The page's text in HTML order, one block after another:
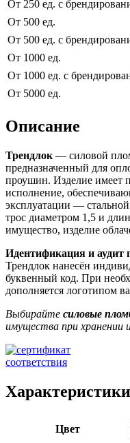
От 250 ед. с
От 500 ед.
От 500 ед. с
От 1000 ед.
От 1000 ед. с
От 5000 ед.
Описание
Трендлок — силовой
предназначенный для
проушин. Изделие имеет
исполнение,
эксплуатации —
трос диаметром 1,5 и
имущество, изделие
Идентификация и аудит
Трендлок нанесён
буквенный код. При
дополняется логотипом
Выбирайте силовые
имущества при хранении
Характеристики
Цвет